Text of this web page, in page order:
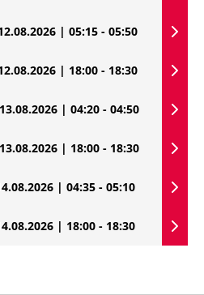
| 05:15 - 05:50
| 18:00 - 18:30
| 04:20 - 04:50
| 18:00 - 18:30
| 04:35 - 05:10
| 18:00 - 18:30